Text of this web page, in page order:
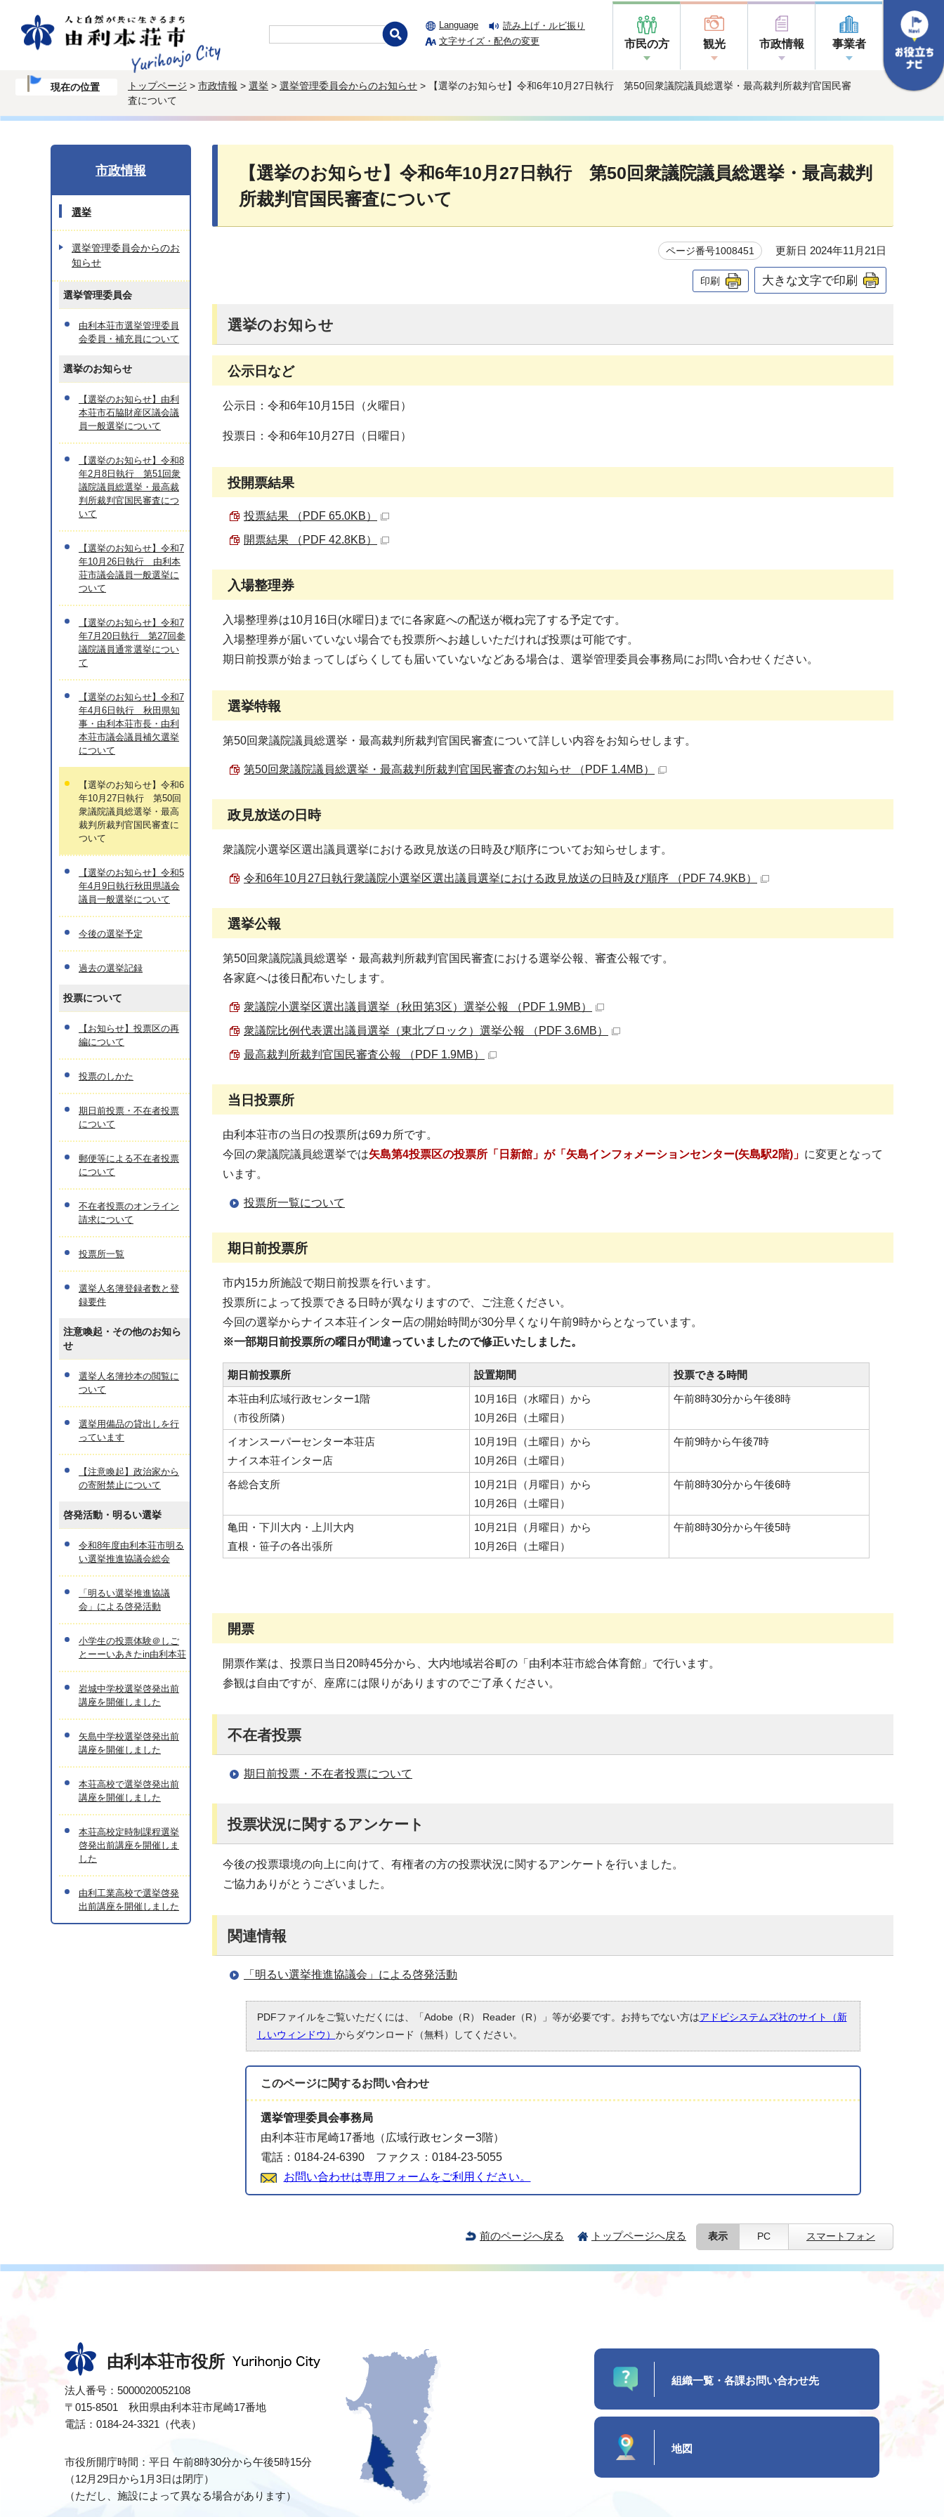
Language
読み上げ・ルビ振り
文字サイズ・配色の変更
市民の方 観光 市政情報 事業者
現在の位置 トップページ > 市政情報 > 選挙 > 選挙管理委員会からのお知らせ > 【選挙のお知らせ】令和6年10月27日執行 第50回衆議院議員総選挙・最高裁判所裁判官国民審
査について
【選挙のお知らせ】令和6年10月27日執行 第50回衆議院議員総選挙・最高裁判
所裁判官国民審査について
ページ番号1008451 更新日 2024年11月21日
印刷 大きな文字で印刷
選挙のお知らせ
公示日など
公示日：令和6年10月15日（火曜日）
投票日：令和6年10月27日（日曜日）
投開票結果
投票結果 （PDF 65.0KB）
開票結果 （PDF 42.8KB）
入場整理券
入場整理券は10月16日(水曜日)までに各家庭への配送が概ね完了する予定です。
入場整理券が届いていない場合でも投票所へお越しいただければ投票は可能です。
期日前投票が始まってしばらくしても届いていないなどある場合は、選挙管理委員会事務局にお問い合わせください。
選挙特報
第50回衆議院議員総選挙・最高裁判所裁判官国民審査について詳しい内容をお知らせします。
第50回衆議院議員総選挙・最高裁判所裁判官国民審査のお知らせ （PDF 1.4MB）
政見放送の日時
衆議院小選挙区選出議員選挙における政見放送の日時及び順序についてお知らせします。
令和6年10月27日執行衆議院小選挙区選出議員選挙における政見放送の日時及び順序 （PDF 74.9KB）
選挙公報
第50回衆議院議員総選挙・最高裁判所裁判官国民審査における選挙公報、審査公報です。
各家庭へは後日配布いたします。
衆議院小選挙区選出議員選挙（秋田第3区）選挙公報 （PDF 1.9MB）
衆議院比例代表選出議員選挙（東北ブロック）選挙公報 （PDF 3.6MB）
最高裁判所裁判官国民審査公報 （PDF 1.9MB）
当日投票所
由利本荘市の当日の投票所は69カ所です。
今回の衆議院議員総選挙では矢島第4投票区の投票所「日新館」が「矢島インフォメーションセンター(矢島駅2階)」 に変更となって
います。
投票所一覧について
期日前投票所
市内15カ所施設で期日前投票を行います。
投票所によって投票できる日時が異なりますので、ご注意ください。
今回の選挙からナイス本荘インター店の開始時間が30分早くなり午前9時からとなっています。
※一部期日前投票所の曜日が間違っていましたので修正いたしました。
期日前投票所 設置期間
投票できる時間
本荘由利広域行政センター1階
（市役所隣）
10月16日（水曜日）から
10月26日（土曜日）
午前8時30分から午後8時
イオンスーパーセンター本荘店
ナイス本荘インター店
10月19日（土曜日）から
10月26日（土曜日）
午前9時から午後7時
各総合支所
10月21日（月曜日）から
10月26日（土曜日）
午前8時30分から午後6時
亀田・下川大内・上川大内
直根・笹子の各出張所
10月21日（月曜日）から
10月26日（土曜日）
午前8時30分から午後5時
開票
開票作業は、投票日当日20時45分から、大内地域岩谷町の「由利本荘市総合体育館」で行います。
参観は自由ですが、座席には限りがありますのでご了承ください。
不在者投票
期日前投票・不在者投票について
投票状況に関するアンケート
今後の投票環境の向上に向けて、有権者の方の投票状況に関するアンケートを行いました。
ご協力ありがとうございました。
関連情報
「明るい選挙推進協議会」による啓発活動
PDFファイルをご覧いただくには、「Adobe（R） Reader（R）」等が必要です。お持ちでない方はアドビシステムズ社のサイト（新
しいウィンドウ） からダウンロード（無料）してください。
このページに関するお問い合わせ
選挙管理委員会事務局
由利本荘市尾崎17番地（広域行政センター3階）
電話：0184-24-6390 ファクス：0184-23-5055
お問い合わせは専用フォームをご利用ください。
市政情報
選挙
選挙管理委員会からのお
知らせ
選挙管理委員会
由利本荘市選挙管理委員
会委員・補充員について
選挙のお知らせ
【選挙のお知らせ】由利
本荘市石脇財産区議会議
員一般選挙について
【選挙のお知らせ】令和8
年2月8日執行 第51回衆
議院議員総選挙・最高裁
判所裁判官国民審査につ
いて
【選挙のお知らせ】令和7
年10月26日執行 由利本
荘市議会議員一般選挙に
ついて
【選挙のお知らせ】令和7
年7月20日執行 第27回参
議院議員通常選挙につい
て
【選挙のお知らせ】令和7
年4月6日執行 秋田県知
事・由利本荘市長・由利
本荘市議会議員補欠選挙
について
【選挙のお知らせ】令和6
年10月27日執行 第50回
衆議院議員総選挙・最高
裁判所裁判官国民審査に
ついて
【選挙のお知らせ】令和5
年4月9日執行秋田県議会
議員一般選挙について
今後の選挙予定
過去の選挙記録
投票について
【お知らせ】投票区の再
編について
投票のしかた
期日前投票・不在者投票
について
郵便等による不在者投票
について
不在者投票のオンライン
請求について
投票所一覧
選挙人名簿登録者数と登
録要件
注意喚起・その他のお知ら
せ
選挙人名簿抄本の閲覧に
ついて
選挙用備品の貸出しを行
っています
【注意喚起】政治家から
の寄附禁止について
啓発活動・明るい選挙
令和8年度由利本荘市明る
い選挙推進協議会総会
「明るい選挙推進協議
会」による啓発活動
小学生の投票体験＠しご
とーーいあきたin由利本荘
岩城中学校選挙啓発出前
講座を開催しました
矢島中学校選挙啓発出前
講座を開催しました
本荘高校で選挙啓発出前
講座を開催しました
本荘高校定時制課程選挙
啓発出前講座を開催しま
した
由利工業高校で選挙啓発
出前講座を開催しました
前のページへ戻る トップページへ戻る 表示 PC スマートフォン
由利本荘市役所
法人番号：5000020052108
〒015-8501 秋田県由利本荘市尾崎17番地
電話：0184-24-3321（代表）
市役所開庁時間：平日 午前8時30分から午後5時15分
（12月29日から1月3日は閉庁）
（ただし、施設によって異なる場合があります）
組織一覧・各課お問い合わせ先
地図